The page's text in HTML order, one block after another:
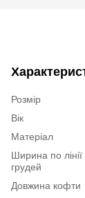
Розмір
Вік
Матеріал
Ширина по лінії
грудей
Довжина кофти